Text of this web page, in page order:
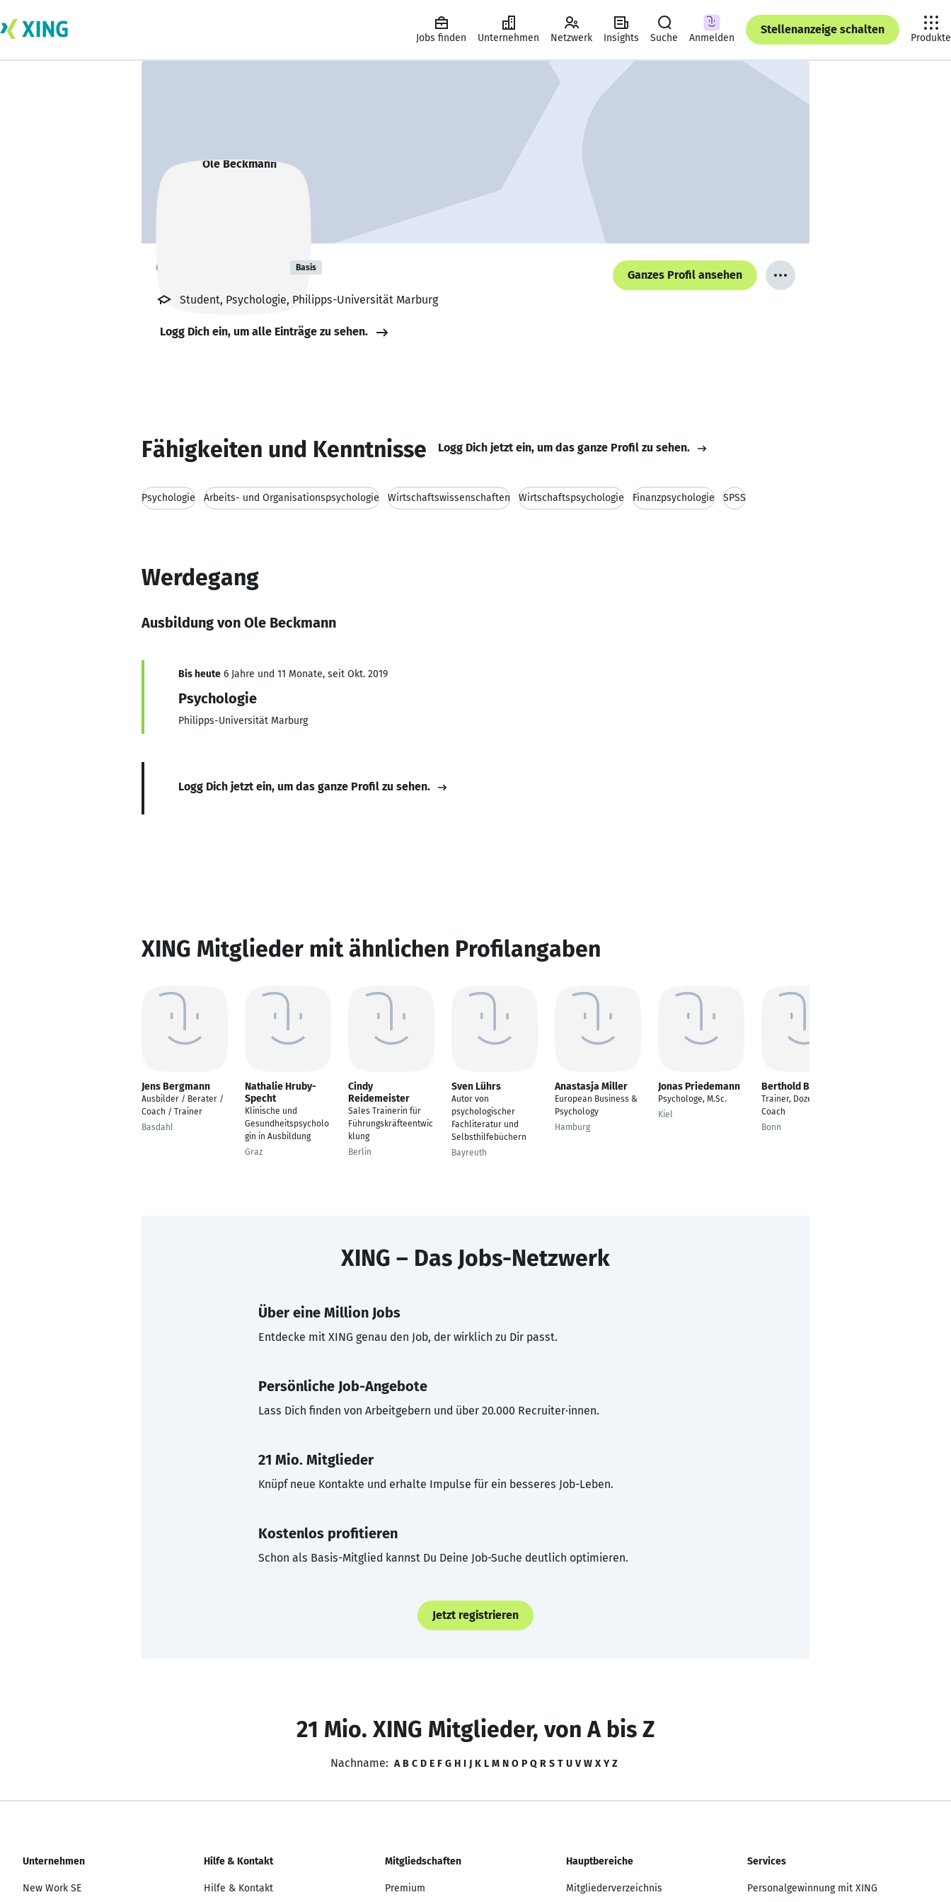
Jobs finden Unternehmen Netzwerk Insights Suche Anmelden
Stellenanzeige schalten
Produkte
Ole Beckmann Basis
Ganzes Profil ansehen
Student, Psychologie, Philipps-Universität Marburg
Logg Dich ein, um alle Einträge zu sehen.
Fähigkeiten und Kenntnisse Logg Dich jetzt ein, um das ganze Profil zu sehen.
Psychologie Arbeits- und Organisationspsychologie Wirtschaftswissenschaften Wirtschaftspsychologie Finanzpsychologie SPSS
Werdegang
Ausbildung von Ole Beckmann
Bis heute 6 Jahre und 11 Monate, seit Okt. 2019
Psychologie
Philipps-Universität Marburg
Logg Dich jetzt ein, um das ganze Profil zu sehen.
XING Mitglieder mit ähnlichen Profilangaben
Jens Bergmann
Ausbilder / Berater /
Coach / Trainer
Basdahl
Nathalie Hruby-
Specht
Klinische und
Gesundheitspsycholo
gin in Ausbildung
Graz
Cindy
Reidemeister
Sales Trainerin für
Führungskräfteentwic
klung
Berlin
Sven Lührs
Autor von
psychologischer
Fachliteratur und
Selbsthilfebüchern
Bayreuth
Anastasja Miller
European Business &
Psychology
Hamburg
Jonas Priedemann
Psychologe, M.Sc.
Kiel
Berthold Brand
Trainer, Dozent,
Coach
Bonn
XING – Das Jobs-Netzwerk
Über eine Million Jobs
Entdecke mit XING genau den Job, der wirklich zu Dir passt.
Persönliche Job-Angebote
Lass Dich finden von Arbeitgebern und über 20.000 Recruiter·innen.
21 Mio. Mitglieder
Knüpf neue Kontakte und erhalte Impulse für ein besseres Job-Leben.
Kostenlos profitieren
Schon als Basis-Mitglied kannst Du Deine Job-Suche deutlich optimieren.
Jetzt registrieren
21 Mio. XING Mitglieder, von A bis Z
Nachname: A B C D E F G H I J K L M N O P Q R S T U V W X Y Z
Unternehmen
New Work SE
Hilfe & Kontakt
Hilfe & Kontakt
Mitgliedschaften
Premium
Hauptbereiche
Mitgliederverzeichnis
Services
Personalgewinnung mit XING